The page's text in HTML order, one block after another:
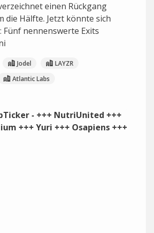
einen Rückgang
die Hälfte. Jetzt könnte sich
Fünf nennenswerte Exits
Jodel
LAYZR
Atlantic Labs